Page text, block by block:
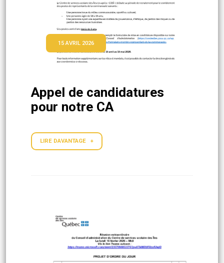
15 AVRIL 2026
Appel de candidatures
pour notre CA
LIRE DAVANTAGE +